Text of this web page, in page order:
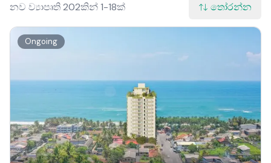
නව ව්‍යාපෘති 202කින් 1-18ක් තෝරන්න
Ongoing